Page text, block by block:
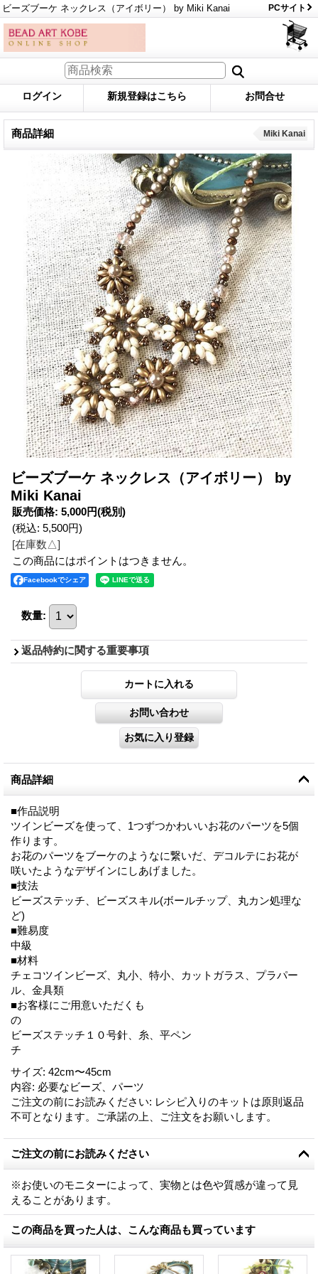
ビーズブーケ ネックレス（アイボリー） by Miki Kanai PCサイト
ログイン 新規登録はこちら お問合せ
商品詳細 Miki Kanai
ビーズブーケ ネックレス（アイボリー） by
Miki Kanai
販売価格: 5,000円(税別)
(税込: 5,500円)
[在庫数△]
この商品にはポイントはつきません。
Facebookでシェア
数量:
返品特約に関する重要事項
商品詳細
■作品説明
ツインビーズを使って、1つずつかわいいお花のパーツを5個
作ります。
お花のパーツをブーケのようなに繋いだ、デコルテにお花が
咲いたようなデザインにしあげました。
■技法
ビーズステッチ、ビーズスキル(ボールチップ、丸カン処理な
ど)
■難易度
中級
■材料
チェコツインビーズ、丸小、特小、カットガラス、プラパー
ル、金具類
■お客様にご用意いただくも
ビーズステッチ１０号針、糸、平ペン
チ
サイズ: 42cm〜45cm
内容: 必要なビーズ、パーツ
ご注文の前にお読みください: レシピ入りのキットは原則返品
不可となります。ご承諾の上、ご注文をお願いします。
ご注文の前にお読みください
※お使いのモニターによって、実物とは色や質感が違って見
えることがあります。
この商品を買った人は、こんな商品も買っています